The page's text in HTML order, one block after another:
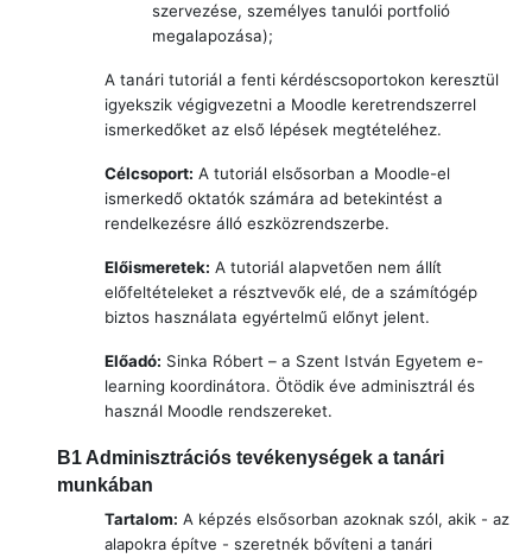
szervezése, személyes tanulói portfolió
megalapozása);
A tanári tutoriál a fenti kérdéscsoportokon keresztül
igyekszik végigvezetni a Moodle keretrendszerrel
ismerkedőket az első lépések megtételéhez.
Célcsoport: A tutoriál elsősorban a Moodle-el
ismerkedő oktatók számára ad betekintést a
rendelkezésre álló eszközrendszerbe.
Előismeretek: A tutoriál alapvetően nem állít
előfeltételeket a résztvevők elé, de a számítógép
biztos használata egyértelmű előnyt jelent.
Előadó: Sinka Róbert – a Szent István Egyetem e-
learning koordinátora. Ötödik éve adminisztrál és
használ Moodle rendszereket.
B1Adminisztrációs tevékenységek a tanári
munkában
Tartalom: A képzés elsősorban azoknak szól, akik - az
alapokra építve - szeretnék bővíteni a tanári